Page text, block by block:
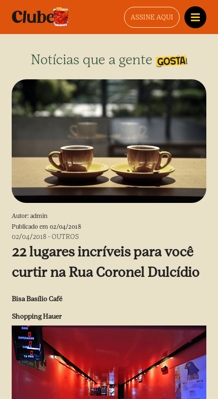
ASSINE AQUI
Notícias que a gente gosta
Autor: admin
Publicado em 02/04/2018
02/04/2018 -OUTROS
22 lugares incríveis para você
curtir na Rua Coronel Dulcídio
Bisa Basílio Café
Shopping Hauer